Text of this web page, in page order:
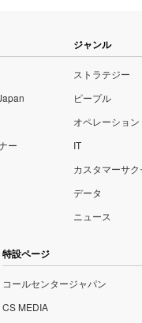
ー
ジャンル
ストラテジー
ピープル
オペレーション
IT
カスタマーサク
データ
ニュース
特設ページ
コールセンタージャパン
CS MEDIA